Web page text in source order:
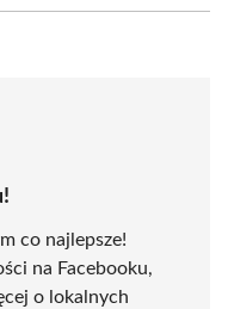
co najlepsze!
na Facebooku,
o lokalnych